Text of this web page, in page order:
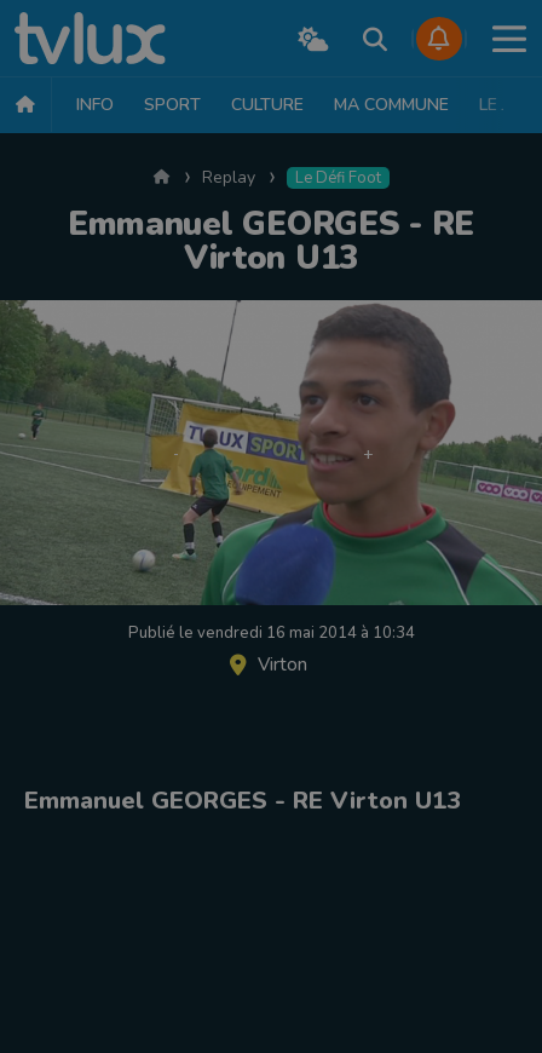
INFO SPORT CULTURE MA COMMUNE LE JT
AccueilReplay Le Défi Foot
Emmanuel GEORGES - RE
Virton U13
Publié le vendredi 16 mai 2014 à 10:34
Virton
Emmanuel GEORGES - RE Virton U13